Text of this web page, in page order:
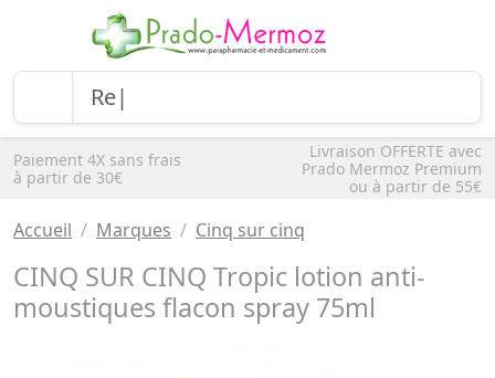
Paiement 4X sans frais
à partir de 30€
Livraison OFFERTE avec
Prado Mermoz Premium
ou à partir de 55€
Accueil Marques Cinq sur cinq
CINQ SUR CINQ Tropic lotion anti-
moustiques flacon spray 75ml